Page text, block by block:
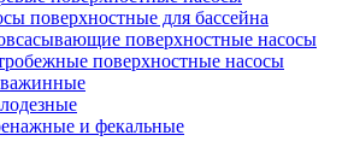
поверхностные для бассейна
поверхностные насосы
поверхностные насосы
и фекальные